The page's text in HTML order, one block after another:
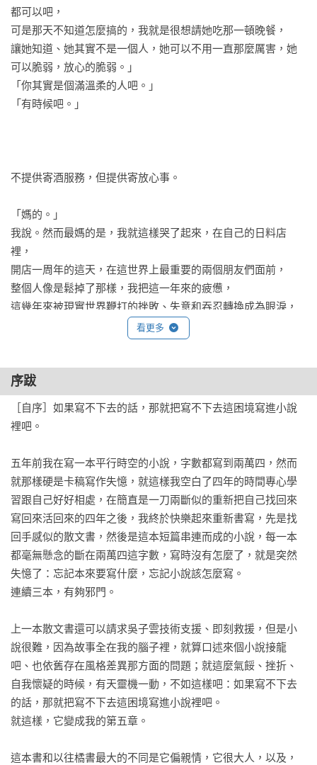
都可以吧，
可是那天不知道怎麼搞的，我就是很想請她吃那一頓晚餐，
讓她知道、她其實不是一個人，她可以不用一直那麼厲害，她
可以脆弱，放心的脆弱。」
「你其實是個滿溫柔的人吧。」
「有時候吧。」
不提供寄酒服務，但提供寄放心事。
「媽的。」
我說。然而最媽的是，我就這樣哭了起來，在自己的日料店
裡，
開店一周年的這天，在這世界上最重要的兩個朋友們面前，
整個人像是鬆掉了那樣，我把這一年來的疲憊，
這幾年來被現實世界鞭打的挫敗、失意和吞忍轉換成為眼淚，
像是個受盡委屈卻不敢說，但終究還是被理解被接納的孩子那
在我的日料店裡，在他們兩個面前，在逆光那幅畫下
哭
泣
。
看更多
序跋
［自序］如果寫不下去的話，那就把寫不下去這困境寫進小說
裡吧。
五年前我在寫一本平行時空的小說，字數都寫到兩萬四，然而
就那樣硬是卡稿寫作失憶，就這樣我空白了四年的時間專心學
習跟自己好好相處，在簡直是一刀兩斷似的重新把自己找回來
寫回來活回來的四年之後，我終於快樂起來重新書寫，先是找
回手感似的散文書，然後是這本短篇串連而成的小說，每一本
都毫無懸念的斷在兩萬四這字數，寫時沒有怎麼了，就是突然
失憶了：忘記本來要寫什麼，忘記小說該怎麼寫。
連續三本，有夠邪門。
上一本散文書還可以請求吳子雲技術支援、即刻救援，但是小
說很難，因為故事全在我的腦子裡，就算口述來個小說接龍
吧、也依舊存在風格差異那方面的問題；就這麼氣餒、挫折、
自我懷疑的時候，有天靈機一動，不如這樣吧：如果寫不下去
的話，那就把寫不下去這困境寫進小說裡吧。
就這樣，它變成我的第五章。
這本書和以往橘書最大的不同是它偏親情，它很大人，以及，